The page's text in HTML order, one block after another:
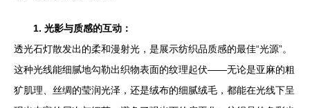
1. 光影与质感的互动：
透光石灯散发出的柔和漫射光，是展示纺织品质感的最佳“光源”。
这种光线能细腻地勾勒出织物表面的纹理起伏——无论是亚麻的粗
犷肌理、丝绸的莹润光泽，还是绒布的细腻绒毛，都能在光线下呈